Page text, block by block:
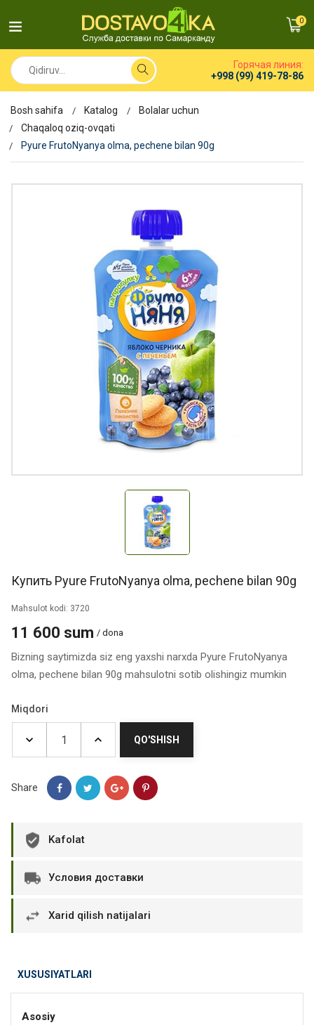
0
Горячая линия:
+998 (99) 419-78-86
Bosh sahifa Katalog
Bolalar uchun
Chaqaloq oziq-ovqati
Pyure FrutoNyanya olma, pechene bilan 90g
Купить Pyure FrutoNyanya olma, pechene bilan 90g
Mahsulot kodi: 3720
11 600 sum / dona
Bizning saytimizda siz eng yaxshi narxda Pyure FrutoNyanya
olma, pechene bilan 90g mahsulotni sotib olishingiz mumkin
Miqdori
QO'SHISH
Share
Kafolat
Условия доставки
Xarid qilish natijalari
XUSUSIYATLARI
Asosiy